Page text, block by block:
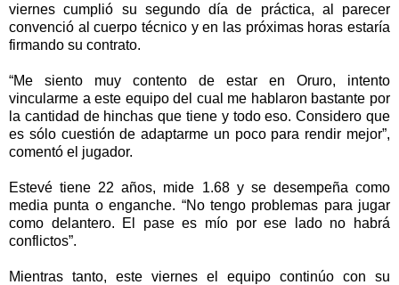
viernes cumplió su segundo día de práctica, al parecer
convenció al cuerpo técnico y en las próximas horas estaría
firmando su contrato.
“Me siento muy contento de estar en Oruro, intento
vincularme a este equipo del cual me hablaron bastante por
la cantidad de hinchas que tiene y todo eso. Considero que
es sólo cuestión de adaptarme un poco para rendir mejor”,
comentó el jugador.
Estevé tiene 22 años, mide 1.68 y se desempeña como
media punta o enganche. “No tengo problemas para jugar
como delantero. El pase es mío por ese lado no habrá
conflictos”.
Mientras tanto, este viernes el equipo continúo con su